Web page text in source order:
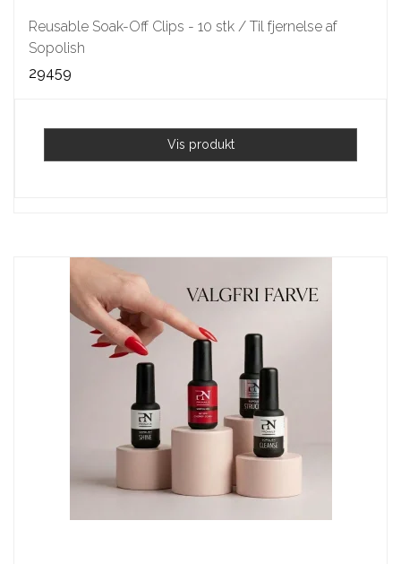
Reusable Soak-Off Clips - 10 stk / Til fjernelse af
Sopolish
29459
Vis produkt